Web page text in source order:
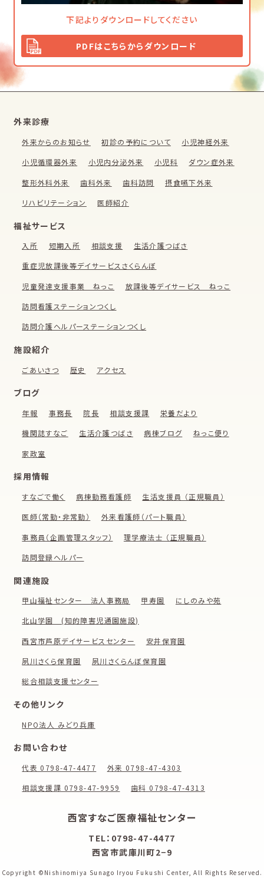
下記よりダウンロードしてください
PDFはこちらからダウンロード
外来診療
外来からのお知らせ 初診の予約について 小児神経外来
小児循環器外来 小児内分泌外来 小児科 ダウン症外来
整形外科外来 歯科外来 歯科訪問 摂食嚥下外来
リハビリテーション 医師紹介
福祉サービス
入所 短期入所 相談支援 生活介護つばさ
重症児放課後等デイサービスさくらんぼ
児童発達支援事業 ねっこ 放課後等デイサービス ねっこ
訪問看護ステーションつくし
訪問介護ヘルパーステーションつくし
施設紹介
ごあいさつ 歴史 アクセス
ブログ
年報 事務長 院長 相談支援課 栄養だより
機関誌すなご 生活介護つばさ 病棟ブログ ねっこ便り
家政室
採用情報
すなごで働く 病棟勤務看護師 生活支援員 （正規職員）
医師（常勤・非常勤） 外来看護師（パート職員）
事務員（企画管理スタッフ） 理学療法士 （正規職員）
訪問登録ヘルパー
関連施設
甲山福祉センター 法人事務局 甲寿園 にしのみや苑
北山学園 (知的障害児通園施設)
西宮市芦原デイサービスセンター 安井保育園
夙川さくら保育園 夙川さくらんぼ保育園
総合相談支援センター
その他リンク
NPO法人 みどり兵庫
お問い合わせ
代表 0798-47-4477 外来 0798-47-4303
相談支援課 0798-47-9959 歯科 0798-47-4313
西宮すなご医療福祉センター
TEL：0798-47-4477
西宮市武庫川町2−9
Copyright ©Nishinomiya Sunago Iryou Fukushi Center,All Rights Reserved.